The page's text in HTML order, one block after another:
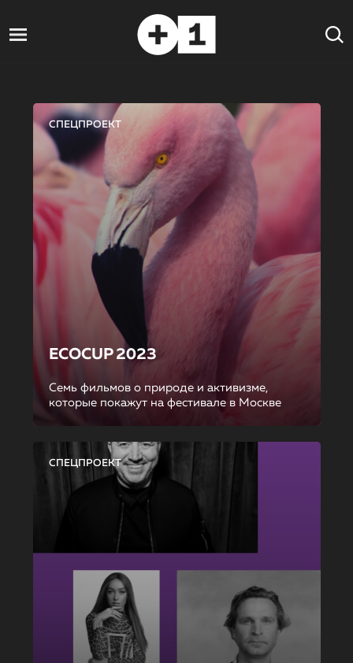
СПЕЦПРОЕКТ
ECOCUP 2023
Семь фильмов о природе и активизме,
которые покажут на фестивале в Москве
СПЕЦПРОЕКТ